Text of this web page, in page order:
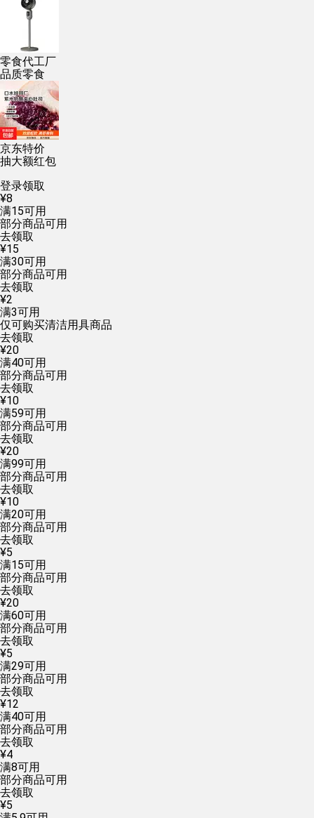
零食代工厂
品质零食
京东特价
抽大额红包
登录领取
¥8
满15可用
部分商品可用
去领取
¥15
满30可用
部分商品可用
去领取
¥2
满3可用
仅可购买清洁用具商品
去领取
¥20
满40可用
部分商品可用
去领取
¥10
满59可用
部分商品可用
去领取
¥20
满99可用
部分商品可用
去领取
¥10
满20可用
部分商品可用
去领取
¥5
满15可用
部分商品可用
去领取
¥20
满60可用
部分商品可用
去领取
¥5
满29可用
部分商品可用
去领取
¥12
满40可用
部分商品可用
去领取
¥4
满8可用
部分商品可用
去领取
¥5